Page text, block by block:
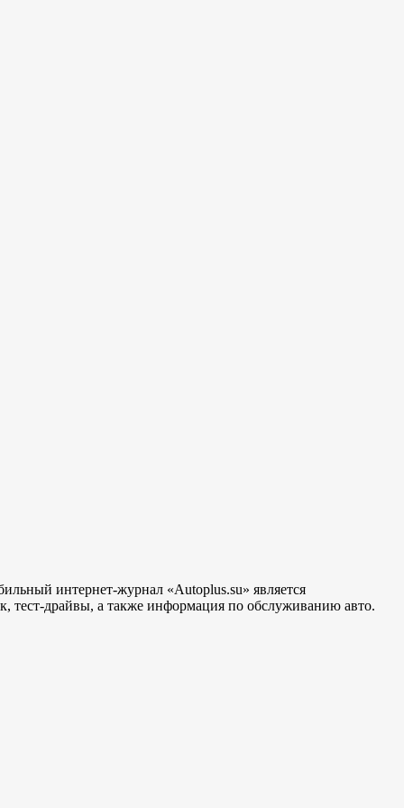
интернет-журнал «Autoplus.su» является
тест-драйвы, а также информация по обслуживанию авто.